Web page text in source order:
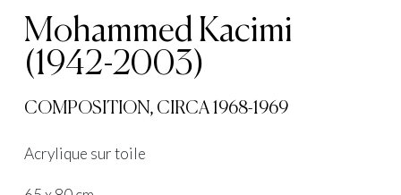
Mohammed Kacimi
(1942-2003)
COMPOSITION, CIRCA 1968-1969
Acrylique sur toile